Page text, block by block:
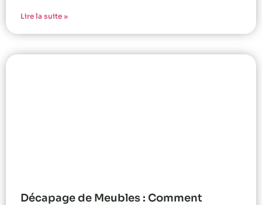
Lire la suite »
Décapage de Meubles : Comment